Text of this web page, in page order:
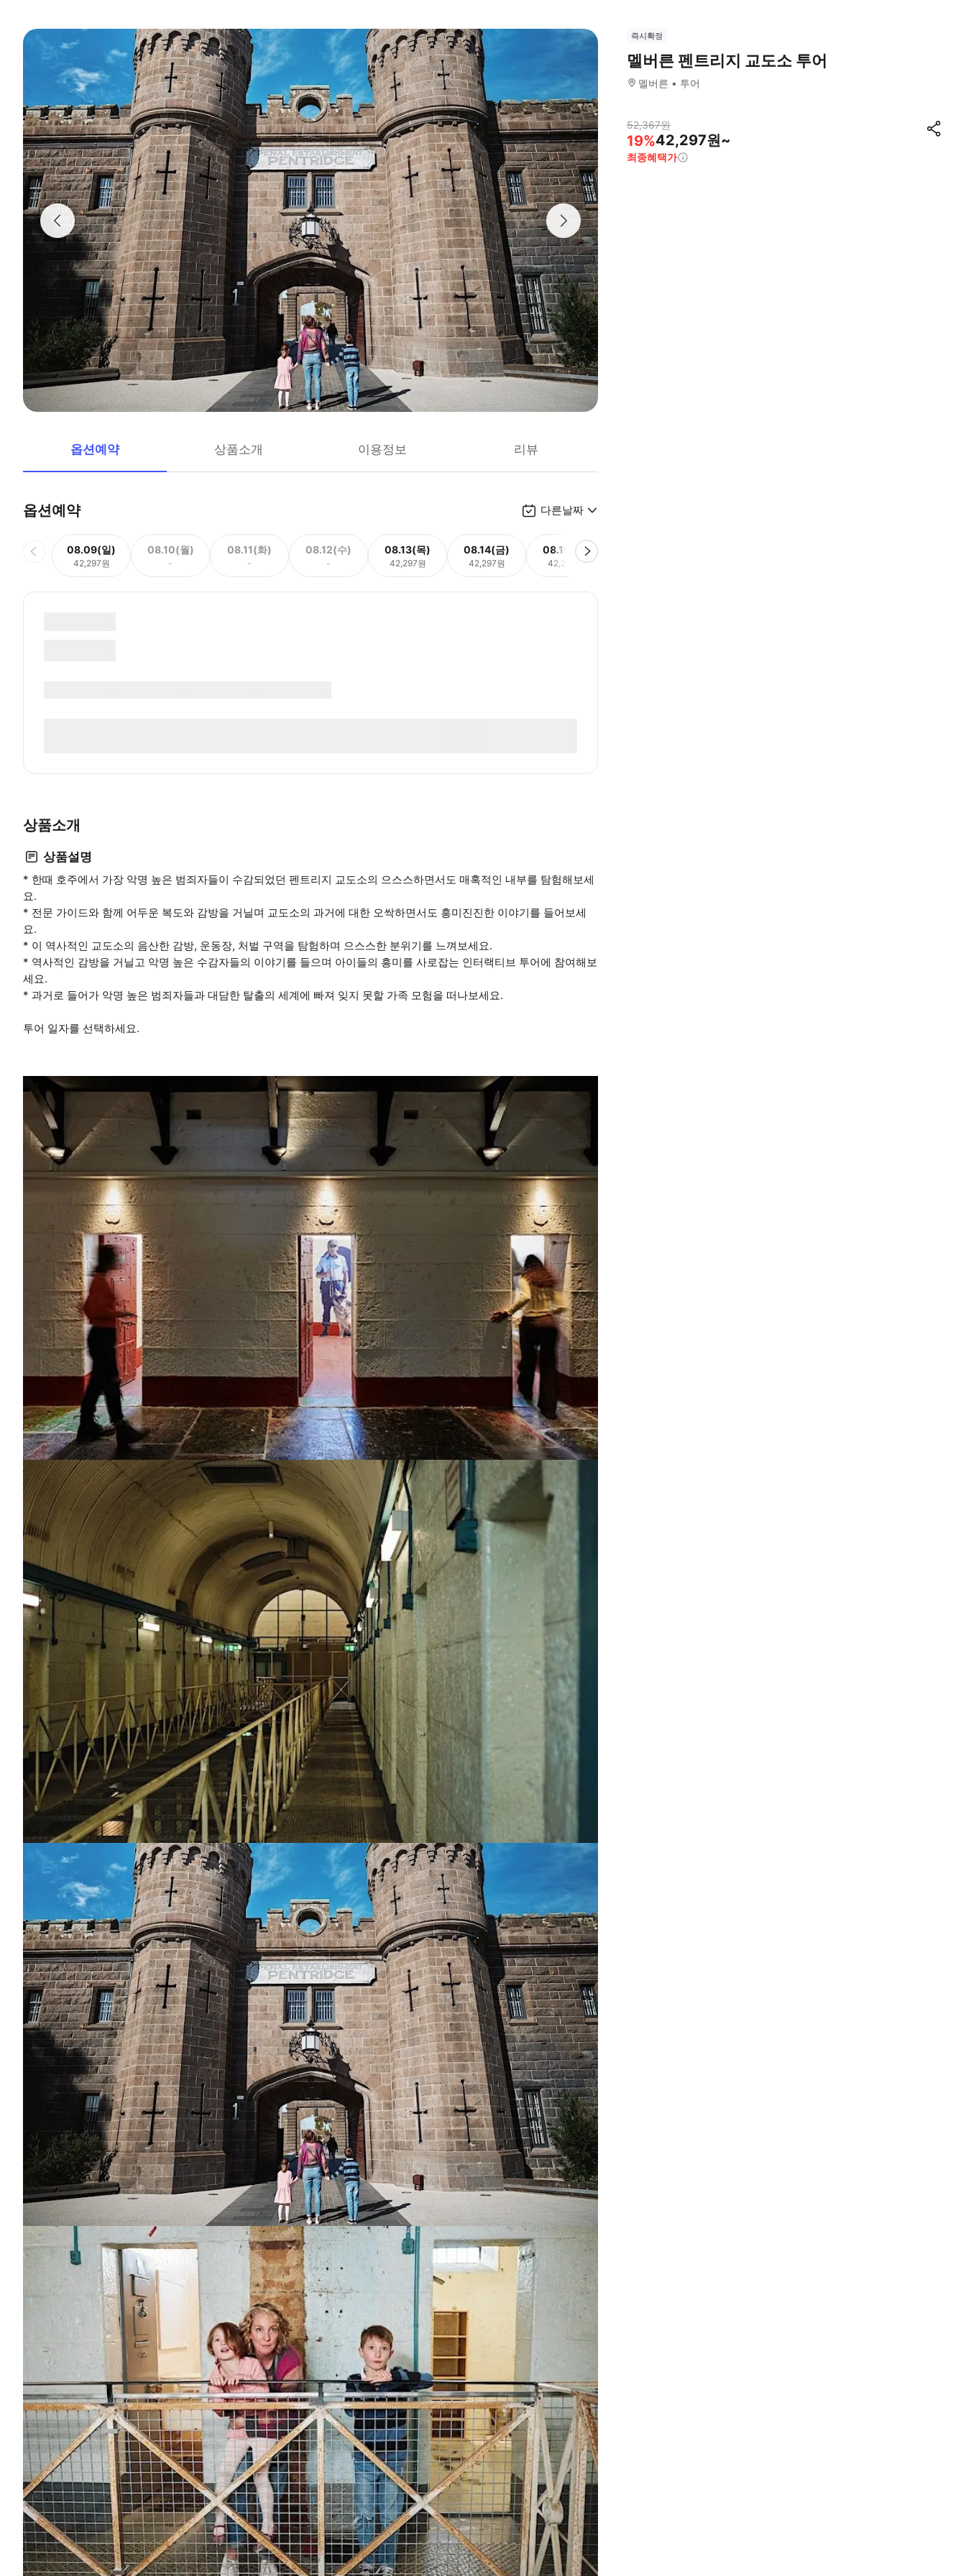
옵션예약 상품소개 이용정보 리뷰
옵션예약 다른날짜
08.09(일)
42,297원
08.10(월)
-
08.11(화)
-
08.12(수)
-
08.13(목)
42,297원
08.14(금)
42,297원
08.15(토)
42,297원
상품소개
상품설명
* 한때 호주에서 가장 악명 높은 범죄자들이 수감되었던 펜트리지 교도소의 으스스하면서도 매혹적인 내부를 탐험해보세
요.
* 전문 가이드와 함께 어두운 복도와 감방을 거닐며 교도소의 과거에 대한 오싹하면서도 흥미진진한 이야기를 들어보세
요.
* 이 역사적인 교도소의 음산한 감방, 운동장, 처벌 구역을 탐험하며 으스스한 분위기를 느껴보세요.
* 역사적인 감방을 거닐고 악명 높은 수감자들의 이야기를 들으며 아이들의 흥미를 사로잡는 인터랙티브 투어에 참여해보
세요.
* 과거로 들어가 악명 높은 범죄자들과 대담한 탈출의 세계에 빠져 잊지 못할 가족 모험을 떠나보세요.
투어 일자를 선택하세요.
즉시확정
멜버른 펜트리지 교도소 투어
멜버른 투어
52,367원
19%42,297원~
최종혜택가